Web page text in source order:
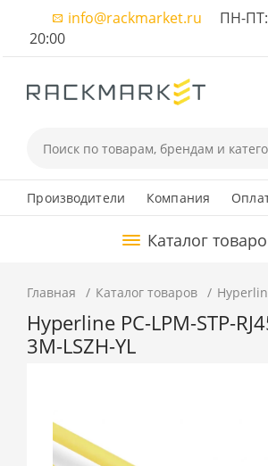
info@rackmarket.ru ПН-ПТ:
20:00
Производители Компания
Каталог
Главная Каталог товаров
Hyperline PC-LPM-STP-
3M-LSZH-YL